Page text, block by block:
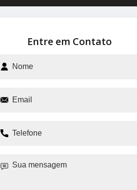
Entre em Contato